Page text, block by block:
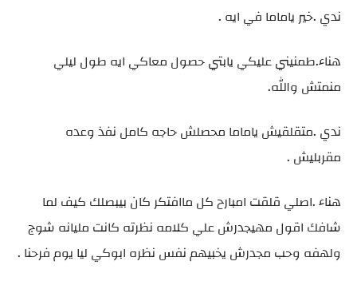
ندي .خير ياماما في ايه .
هناء.طمنيني عليكي يابتي حصول معاكي ايه طول ليلي
منمتش والله.
ندي .متقلقيش ياماما محصلش حاجه كامل نفذ وعده
مقربليش .
هناء .اصلي قلقت امبارح كل ماافتكر كان بيبصلك كيف لما
شافك اقول مهيجدرش علي كلامه نظرته كانت مليانه شوج
ولهفه وحب مجدرش يخبيهم نفس نظره ابوكي ليا يوم فرحنا .